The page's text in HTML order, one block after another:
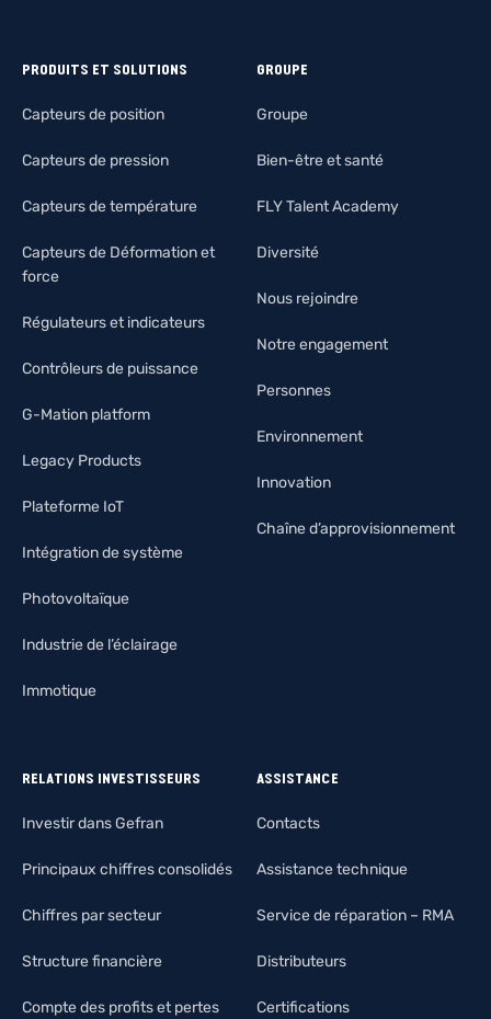
PRODUITS ET SOLUTIONS
Capteurs de position
Capteurs de pression
Capteurs de température
Capteurs de Déformation et
force
Régulateurs et indicateurs
Contrôleurs de puissance
G-Mation platform
Legacy Products
Plateforme IoT
Intégration de système
Photovoltaïque
Industrie de l’éclairage
Immotique
GROUPE
Groupe
Bien-être et santé
FLY Talent Academy
Diversité
Nous rejoindre
Notre engagement
Personnes
Environnement
Innovation
Chaîne d’approvisionnement
RELATIONS INVESTISSEURS
Investir dans Gefran
Principaux chiffres consolidés
Chiffres par secteur
Structure financière
Compte des profits et pertes
ASSISTANCE
Contacts
Assistance technique
Service de réparation – RMA
Distributeurs
Certifications